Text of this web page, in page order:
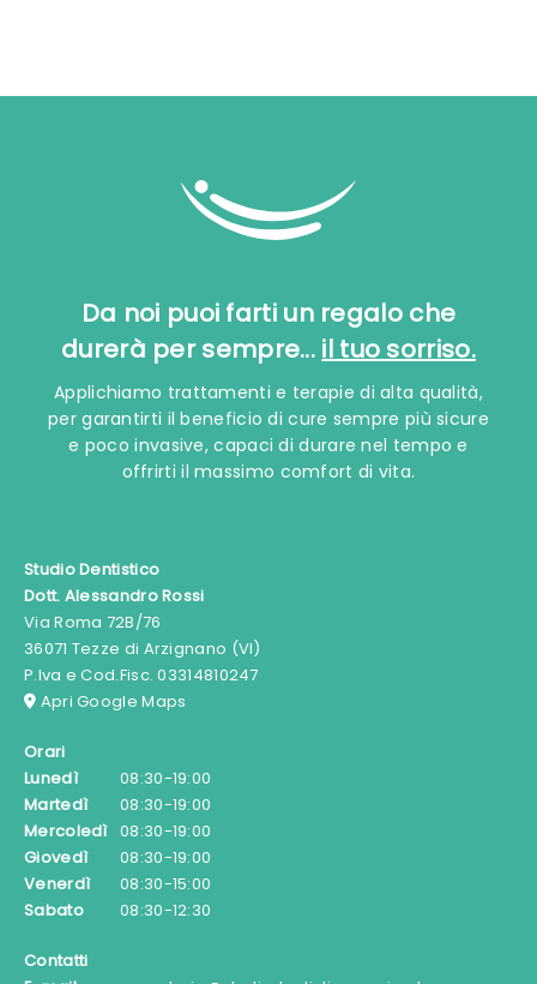
Da noi puoi farti un regalo che
durerà per sempre... il tuo sorriso.
Applichiamo trattamenti e terapie di alta qualità,
per garantirti il beneficio di cure sempre più sicure
e poco invasive, capaci di durare nel tempo e
offrirti il massimo comfort di vita.
Studio Dentistico
Dott. Alessandro Rossi
Via Roma 72B/76
36071 Tezze di Arzignano (VI)
P.Iva e Cod.Fisc. 03314810247
Apri Google Maps
Orari
Lunedì
08:30-19:00
Martedì
08:30-19:00
Mercoledì 08:30-19:00
Giovedì
08:30-19:00
Venerdì
08:30-15:00
Sabato
08:30-12:30
Contatti